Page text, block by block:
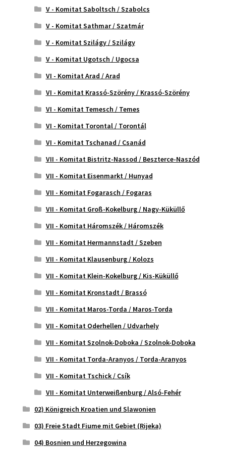
V - Komitat Saboltsch / Szabolcs
V - Komitat Sathmar / Szatmár
V - Komitat Szilágy / Szilágy
V - Komitat Ugotsch / Ugocsa
VI - Komitat Arad / Arad
VI - Komitat Krassó-Szörény / Krassó-Szörény
VI - Komitat Temesch / Temes
VI - Komitat Torontal / Torontál
VI - Komitat Tschanad / Csanád
VII - Komitat Bistritz-Nassod / Beszterce-Naszód
VII - Komitat Eisenmarkt / Hunyad
VII - Komitat Fogarasch / Fogaras
VII - Komitat Groß-Kokelburg / Nagy-Küküllő
VII - Komitat Háromszék / Háromszék
VII - Komitat Hermannstadt / Szeben
VII - Komitat Klausenburg / Kolozs
VII - Komitat Klein-Kokelburg / Kis-Küküllő
VII - Komitat Kronstadt / Brassó
VII - Komitat Maros-Torda / Maros-Torda
VII - Komitat Oderhellen / Udvarhely
VII - Komitat Szolnok-Doboka / Szolnok-Doboka
VII - Komitat Torda-Aranyos / Torda-Aranyos
VII - Komitat Tschick / Csík
VII - Komitat Unterweißenburg / Alsó-Fehér
02) Königreich Kroatien und Slawonien
03) Freie Stadt Fiume mit Gebiet (Rijeka)
04) Bosnien und Herzegowina